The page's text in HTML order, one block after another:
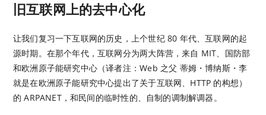
旧互联网上的去中心化
让我们复习一下互联网的历史，上个世纪 80 年代、互联网的起
源时期。在那个年代，互联网分为两大阵营，来自 MIT、国防部
和欧洲原子能研究中心（译者注：Web 之父 蒂姆・博纳斯・李
就是在欧洲原子能研究中心提出了关于互联网、HTTP 的构想）
的 ARPANET，和民间的临时性的、自制的调制解调器。